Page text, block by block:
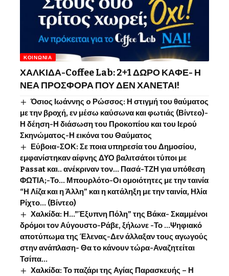
ΚΟΙΝΩΝΊΑ
ΧΑΛΚΙΔΑ-Coffee Lab: 2+1 ΔΩΡΟ ΚΑΦΕ- Η
ΝΕΑ ΠΡΟΣΦΟΡΑ ΠΟΥ ΔΕΝ ΧΑΝΕΤΑΙ!
Όσιος Ιωάννης o Ρώσσος: Η στιγμή του θαύματος
με την βροχή, εν μέσω καύσωνα και φωτιάς (Βίντεο)-
Η δέηση-Η διάσωση του Προκοπίου και του Ιερού
Σκηνώματος-Η εικόνα του Θαύματος
Εύβοια-ΣΟΚ: Σε ποια υπηρεσία του Δημοσίου,
εμφανίστηκαν αίφνης ΔΥΟ βαλιτσάτοι τύποι με
Passat και.. ανέκριναν τον… Πασά-ΤΖΗ για υπόθεση
ΦΩΤΙΑ;-Το… Μπουρλότο-Οι ομοιότητες με την ταινία
“Η Λίζα και η Άλλη” και η κατάληξη με την ταινία, Ηλία
Ρίχτο… (Βίντεο)
Χαλκίδα: Η…”Έξυπνη Πόλη” της Βάκα- Σκαμμένοι
δρόμοι τον Αύγουστο-Ράβε, ξήλωνε -Το …Ψηφιακό
αποτύπωμα της Έλενας-Δεν άλλαξαν τους αγωγούς
στην ανάπλαση- Θα το κάνουν τώρα-Αναζητείται
Τσίπα…
Χαλκίδα: Το παζάρι της Αγίας Παρασκευής – Η